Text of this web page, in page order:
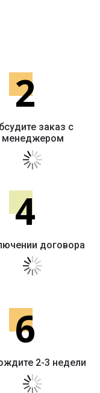
2
заказ с
менеджером
4
договора
6
2-3 недели